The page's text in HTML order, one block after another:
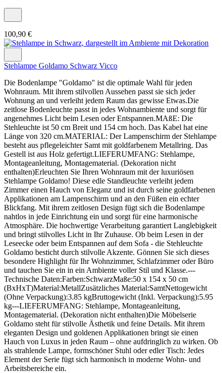
100,90 €
Stehlampe Goldamo Schwarz Vicco
Die Bodenlampe "Goldamo" ist die optimale Wahl für jeden
Wohnraum. Mit ihrem stilvollen Aussehen passt sie sich jeder
Wohnung an und verleiht jedem Raum das gewisse Etwas.Die
zeitlose Bodenleuchte passt in jedes Wohnambiente und sorgt für
angenehmes Licht beim Lesen oder Entspannen.MAßE: Die
Stehleuchte ist 50 cm Breit und 154 cm hoch. Das Kabel hat eine
Länge von 320 cm.MATERIAL: Der Lampenschirm der Stehlampe
besteht aus pflegeleichter Samt mit goldfarbenem Metallring. Das
Gestell ist aus Holz gefertigt.LIEFERUMFANG: Stehlampe,
Montageanleitung, Montagematerial. (Dekoration nicht
enthalten)Erleuchten Sie Ihren Wohnraum mit der luxuriösen
Stehlampe Goldamo! Diese edle Standleuchte verleiht jedem
Zimmer einen Hauch von Eleganz und ist durch seine goldfarbenen
Applikationen am Lampenschirm und an den Füßen ein echter
Blickfang. Mit ihrem zeitlosen Design fügt sich die Bodenlampe
nahtlos in jede Einrichtung ein und sorgt für eine harmonische
Atmosphäre. Die hochwertige Verarbeitung garantiert Langlebigkeit
und bringt stilvolles Licht in Ihr Zuhause. Ob beim Lesen in der
Leseecke oder beim Entspannen auf dem Sofa - die Stehleuchte
Goldamo besticht durch stilvolle Akzente. Gönnen Sie sich dieses
besondere Highlight für Ihr Wohnzimmer, Schlafzimmer oder Büro
und tauchen Sie ein in ein Ambiente voller Stil und Klasse.---
Technische Daten:Farben:SchwarzMaße:50 x 154 x 50 cm
(BxHxT)Material:MetallZusätzliches Material:SamtNettogewicht
(Ohne Verpackung):3.85 kgBruttogewicht (Inkl. Verpackung):5.95
kg---LIEFERUMFANG: Stehlampe, Montageanleitung,
Montagematerial. (Dekoration nicht enthalten)Die Möbelserie
Goldamo steht für stilvolle Ästhetik und feine Details. Mit ihrem
eleganten Design und goldenen Applikationen bringt sie einen
Hauch von Luxus in jeden Raum – ohne aufdringlich zu wirken. Ob
als strahlende Lampe, formschöner Stuhl oder edler Tisch: Jedes
Element der Serie fügt sich harmonisch in moderne Wohn- und
Arbeitsbereiche ein.